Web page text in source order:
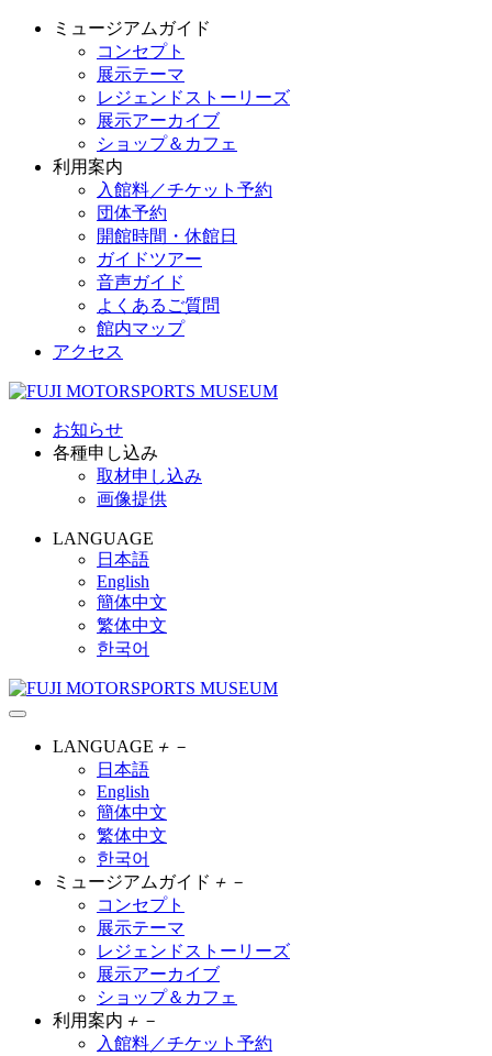
ミュージアムガイド
コンセプト
展示テーマ
レジェンドストーリーズ
展示アーカイブ
ショップ＆カフェ
利用案内
入館料／チケット予約
団体予約
開館時間・休館日
ガイドツアー
音声ガイド
よくあるご質問
館内マップ
アクセス
お知らせ
各種申し込み
取材申し込み
画像提供
LANGUAGE
日本語
English
簡体中文
繁体中文
한국어
LANGUAGE ＋ －
日本語
English
簡体中文
繁体中文
한국어
ミュージアムガイド ＋ －
コンセプト
展示テーマ
レジェンドストーリーズ
展示アーカイブ
ショップ＆カフェ
利用案内 ＋ －
入館料／チケット予約